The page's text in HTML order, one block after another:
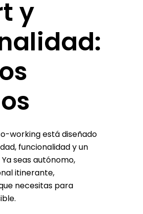
y
working está diseñado
funcionalidad y un
Ya seas autónomo,
itinerante,
necesitas para